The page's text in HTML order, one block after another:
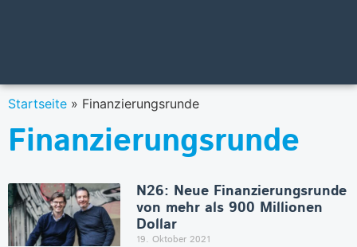
Startseite » Finanzierungsrunde
Finanzierungsrunde
N26: Neue Finanzierungsrunde
von mehr als 900 Millionen
Dollar
19. Oktober 2021